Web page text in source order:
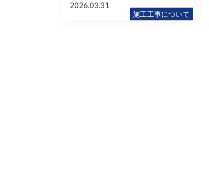
施工工事について
2026.03.31